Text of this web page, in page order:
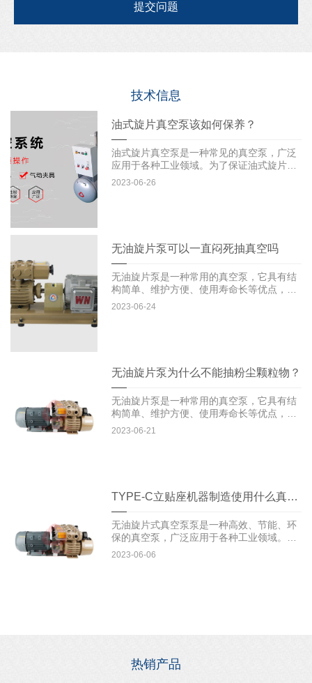
技术信息
油式旋片真空泵该如何保养？
油式旋片真空泵是一种常见的真空泵，广泛
应用于各种工业领域。为了保证油式旋片真
空泵的正常运行和延长其使...
2023-06-26
无油旋片泵可以一直闷死抽真空吗
无油旋片泵是一种常用的真空泵，它具有结
构简单、维护方便、使用寿命长等优点，在
很多领域得到了广泛的应用...
2023-06-24
无油旋片泵为什么不能抽粉尘颗粒物？
无油旋片泵是一种常用的真空泵，它具有结
构简单、维护方便、使用寿命长等优点，在
很多领域得到了广泛的应用...
2023-06-21
TYPE-C立贴座机器制造使用什么真空泵
无油旋片式真空泵泵是一种高效、节能、环
保的真空泵，广泛应用于各种工业领域。在
TYPE-C立贴座机器制...
2023-06-06
热销产品